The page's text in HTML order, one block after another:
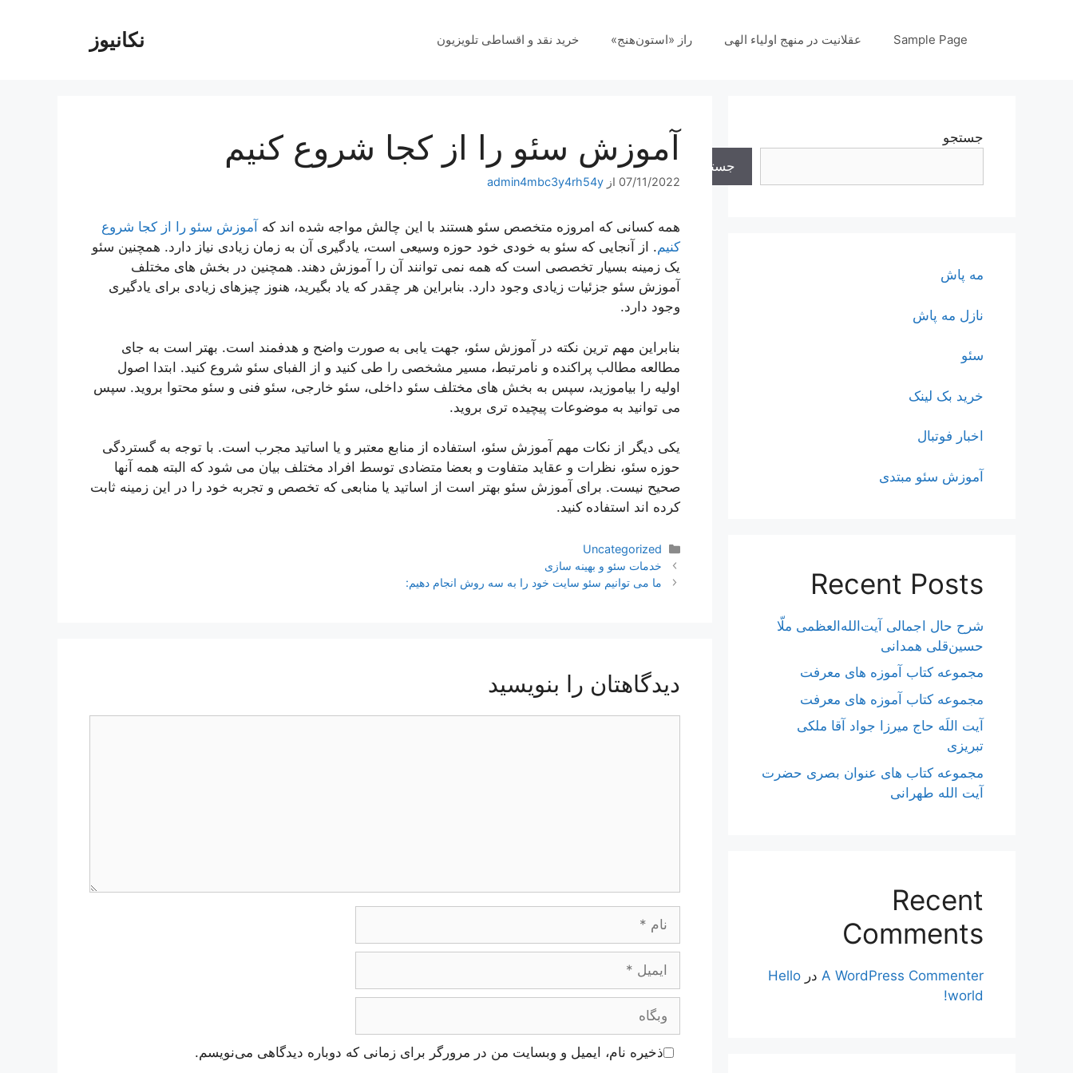
نکانیوز Sample Page عقلانیت در منهج اولیاء الهی راز «استون‌هنج» خرید نقد و اقساطی تلویزیون
آموزش سئو را از کجا شروع کنیم
07/11/2022 از admin4mbc3y4rh54y
همه کسانی که امروزه متخصص سئو هستند با این چالش مواجه شده اند که آموزش سئو را از کجا شروع
کنیم. از آنجایی که سئو به خودی خود حوزه وسیعی است، یادگیری آن به زمان زیادی نیاز دارد. همچنین سئو
یک زمینه بسیار تخصصی است که همه نمی توانند آن را آموزش دهند. همچنین در بخش های مختلف
آموزش سئو جزئیات زیادی وجود دارد. بنابراین هر چقدر که یاد بگیرید، هنوز چیزهای زیادی برای یادگیری
وجود دارد.
بنابراین مهم ترین نکته در آموزش سئو، جهت یابی به صورت واضح و هدفمند است. بهتر است به جای
مطالعه مطالب پراکنده و نامرتبط، مسیر مشخصی را طی کنید و از الفبای سئو شروع کنید. ابتدا اصول
اولیه را بیاموزید، سپس به بخش های مختلف سئو داخلی، سئو خارجی، سئو فنی و سئو محتوا بروید. سپس
می توانید به موضوعات پیچیده تری بروید.
یکی دیگر از نکات مهم آموزش سئو، استفاده از منابع معتبر و یا اساتید مجرب است. با توجه به گستردگی
حوزه سئو، نظرات و عقاید متفاوت و بعضا متضادی توسط افراد مختلف بیان می شود که البته همه آنها
صحیح نیست. برای آموزش سئو بهتر است از اساتید یا منابعی که تخصص و تجربه خود را در این زمینه ثابت
کرده اند استفاده کنید.
دسته‌ها
Uncategorized
ناوبری
نوشته‌ها
خدمات سئو و بهینه سازی
ما می توانیم سئو سایت خود را به سه روش انجام دهیم:
دیدگاهتان را بنویسید
ایمیل
وبگاه
ذخیره نام، ایمیل و وبسایت من در مرورگر برای زمانی که دوباره دیدگاهی می‌نویسم.
جستجو
جستجو
مه پاش
نازل مه پاش
سئو
خرید بک لینک
اخبار فوتبال
آموزش سئو مبتدی
Recent Posts
شرح حال اجمالی آیت‌الله‌العظمی ملّا
حسین‌قلی همدانی
مجموعه کتاب آموزه های معرفت
مجموعه کتاب آموزه های معرفت
آیت اللَه حاج میرزا جواد آقا ملکی
تبریزی
مجموعه کتاب های عنوان بصری حضرت
آیت الله طهرانی
Recent
Comments
A WordPress Commenter در Hello
world!